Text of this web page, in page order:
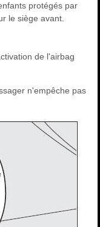
protégés par
le siège avant.
de l'airbag
n'empêche pas